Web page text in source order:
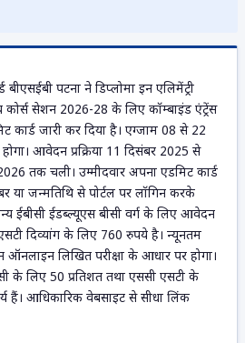
बीएसईबी पटना ने डिप्लोमा इन एलिमेंट्री
सेशन 2026-28 के लिए कॉम्बाइंड एंट्रेंस
कार्ड जारी कर दिया है। एग्जाम 08 से 22
आवेदन प्रक्रिया 11 दिसंबर 2025 से
तक चली। उम्मीदवार अपना एडमिट कार्ड
या जन्मतिथि से पोर्टल पर लॉगिन करके
ईबीसी ईडब्ल्यूएस बीसी वर्ग के लिए आवेदन
दिव्यांग के लिए 760 रुपये है। न्यूनतम
ऑनलाइन लिखित परीक्षा के आधार पर होगा।
के लिए 50 प्रतिशत तथा एससी एसटी के
हैं। आधिकारिक वेबसाइट से सीधा लिंक